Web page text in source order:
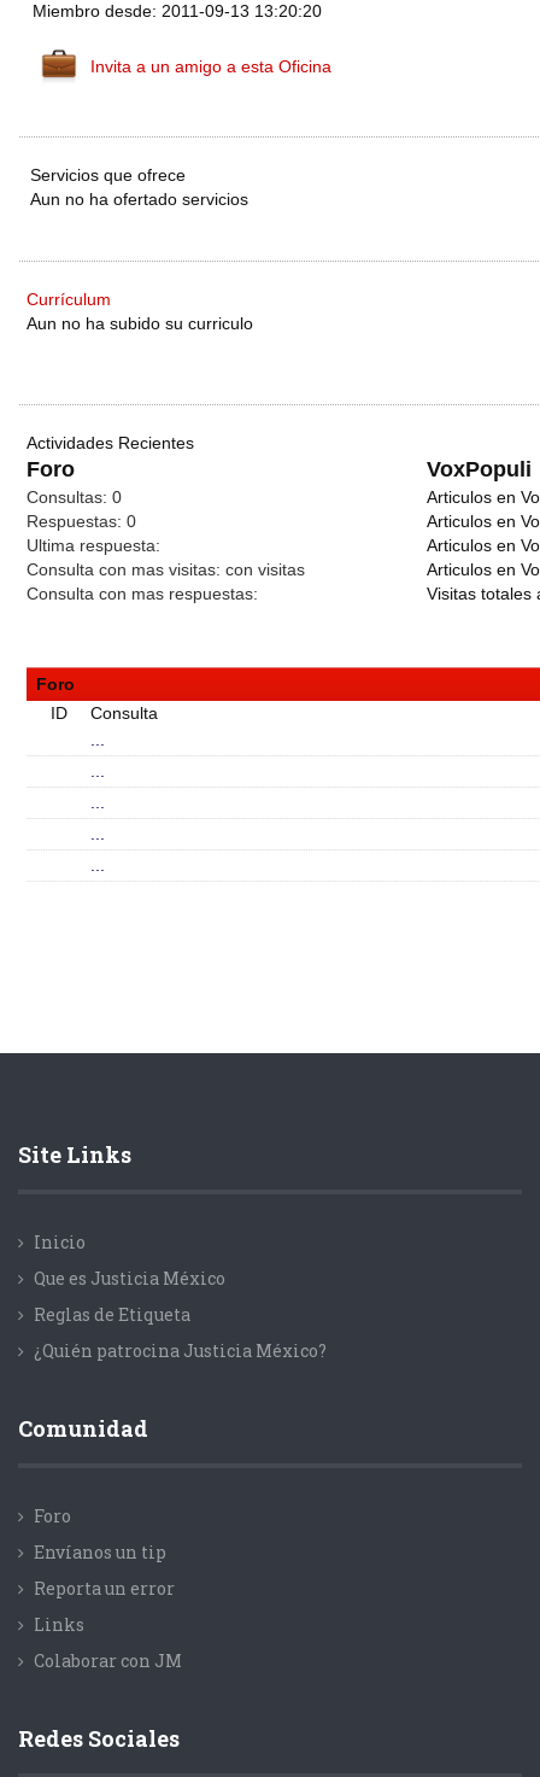
Miembro desde: 2011-09-13 13:20:20
Invita a un amigo a esta Oficina
Servicios que ofrece
Aun no ha ofertado servicios
Currículum
Aun no ha subido su curriculo
Actividades Recientes
Foro VoxPopuli
Consultas: 0
Respuestas: 0
Ultima respuesta:
Consulta con mas visitas: con visitas
Consulta con mas respuestas:
Articulos en
Articulos en
Articulos en
Articulos en
Visitas totales
Foro
ID
Consulta
Site Links
Inicio
Que es Justicia México
Reglas de Etiqueta
¿Quién patrocina Justicia México?
Comunidad
Foro
Envíanos un tip
Reporta un error
Links
Colaborar con JM
Redes Sociales